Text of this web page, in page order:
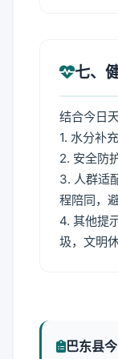
七、
结合今日
1. 水分补
2. 安全防
3. 人群适
程陪同，
4. 其他提
圾，文明休
巴东县